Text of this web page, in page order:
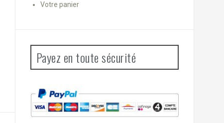
Votre panier
Payez en toute sécurité